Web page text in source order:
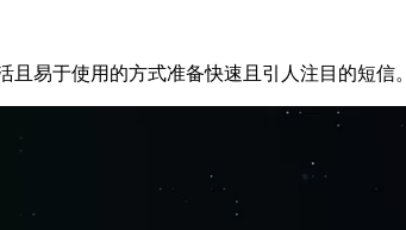
易于使用的方式准备快速且引人注目的短信。